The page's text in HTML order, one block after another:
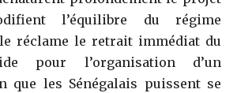
l’équilibre du régime
réclame le retrait immédiat du
pour l’organisation d’un
que les Sénégalais puissent se